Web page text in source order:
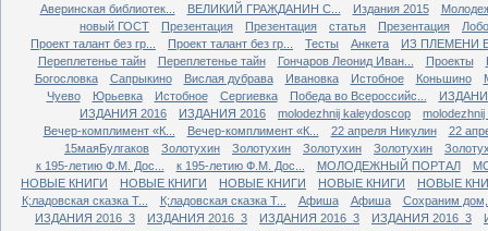
Аверинская библиотек...
ВЕЛИКИЙ ГРАЖДАНИН С... Издания 2015
новый ГОСТ
Презентация Презентация статья Презентация
Проект талант без гр...
Проект талант без гр... Тесты Анкета
ИЗ ПЛЕМЕНИ
Переплетенье тайн
Переплетенье тайн Гончаров Леонид Иван... Проекты
Богословка
Сапрыкино Вислая дубрава Ивановка Истобное Коньшино
Чуево
Юрьевка Истобное Сергиевка Победа во Всероссийс...
ИЗДАНИЯ 2016
ИЗДАНИЯ 2016 molodezhnij kaleydoscop
Вечер-комплимент «К...
Вечер-комплимент «К... 22 апреля Никулин
22
15маяБулгаков
Золотухин Золотухин Золотухин Золотухин
к 195-летию Ф.М. Дос...
к 195-летию Ф.М. Дос... МОЛОДЕЖНЫЙ ПОРТАЛ
НОВЫЕ КНИГИ
НОВЫЕ КНИГИ НОВЫЕ КНИГИ НОВЫЕ КНИГИ
НОВЫЕ
К;ладовская сказка Т...
К;ладовская сказка Т... Афиша Афиша
Сохраним дом,
ИЗДАНИЯ 2016_3
ИЗДАНИЯ 2016_3 ИЗДАНИЯ 2016_3 ИЗДАНИЯ 2016_3